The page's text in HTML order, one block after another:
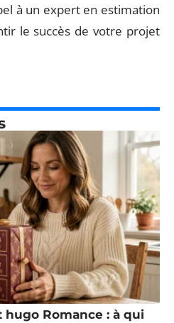
à un expert en estimation
le succès de votre projet
hugo Romance : à qui